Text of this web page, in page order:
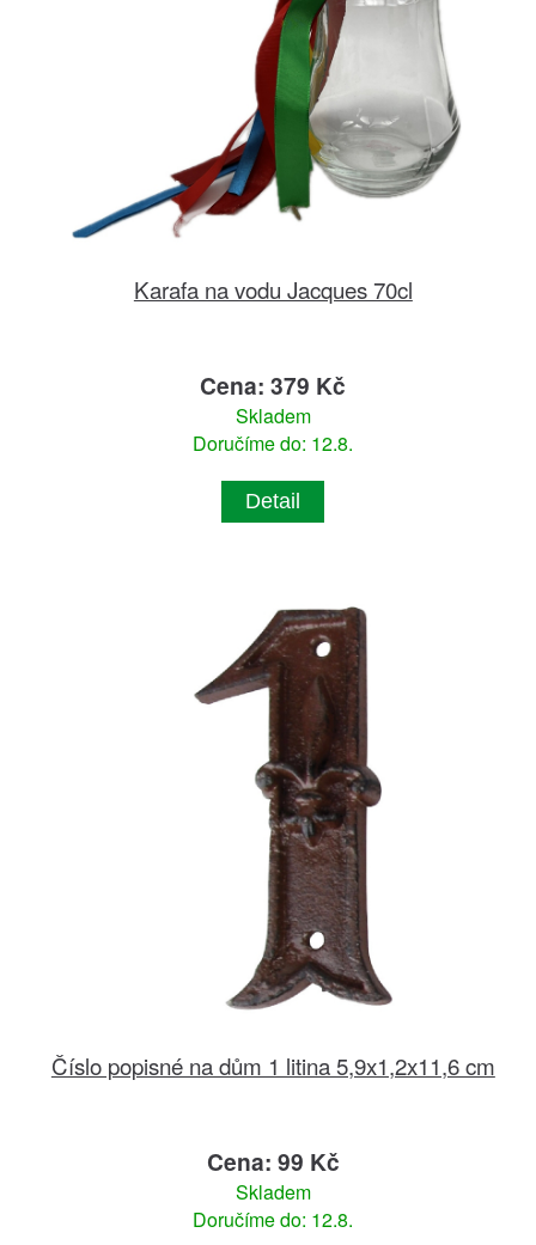
Karafa na vodu Jacques 70cl
Cena: 379 Kč
Skladem
Doručíme do: 12.8.
Detail
Číslo popisné na dům 1 litina 5,9x1,2x11,6 cm
Cena: 99 Kč
Skladem
Doručíme do: 12.8.